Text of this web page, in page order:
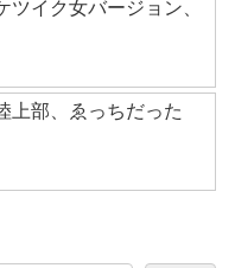
ツイク女バージョン、
上部、ゑっちだった